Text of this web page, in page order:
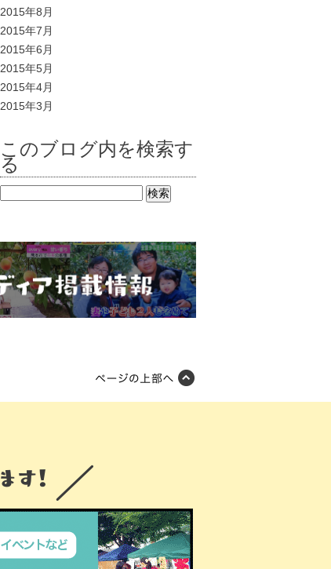
2015年8月
2015年7月
2015年6月
2015年5月
2015年4月
2015年3月
このブログ内を検索す
る